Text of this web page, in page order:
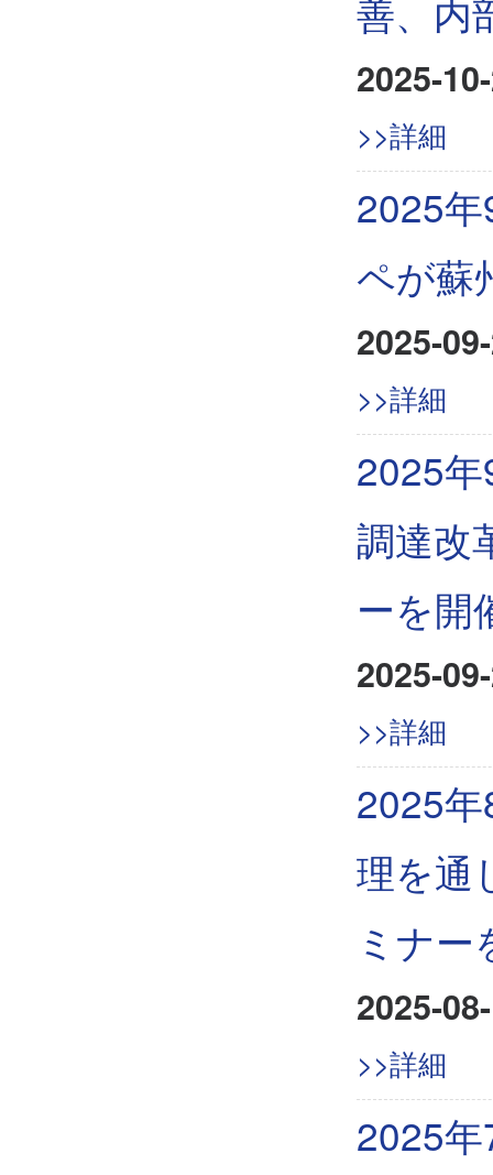
善、内
2025-
>>詳細
2025
ペが蘇
2025-
>>詳細
2025
調達改
ーを開
2025-
>>詳細
2025
理を通
ミナー
2025-
>>詳細
2025